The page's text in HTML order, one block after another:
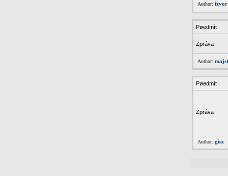
Author:
Pøedmìt
Zpráva
Author:
Pøedmìt
Zpráva
Author: gisz